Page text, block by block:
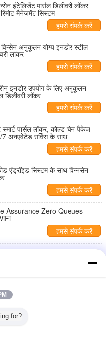
इंटेलिजेंट पार्सल डिलीवरी लॉकर
मैनेजमेंट सिस्टम
हमसे संपर्क करें
अनुकूलन योग्य इनडोर स्टील
लॉकर
हमसे संपर्क करें
इनडोर उपयोग के लिए अनुकूलन
डिलीवरी लॉकर
हमसे संपर्क करें
पार्सल लॉकर, कोल्ड चेन पैकेज
7 अनएवेटेड सर्विस के साथ
हमसे संपर्क करें
एंड्रॉइड सिस्टम के साथ विन्नसेन
हमसे संपर्क करें
Assurance Zero Queues
हमसे संपर्क करें
Reducing All-Weather Armor
Screen
Free Security User-
With API Integration
for?